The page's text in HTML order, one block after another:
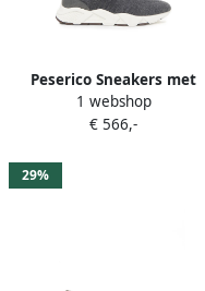
Peserico Sneakers met
vlakken Grijs
1 webshop
€ 566,-
29%